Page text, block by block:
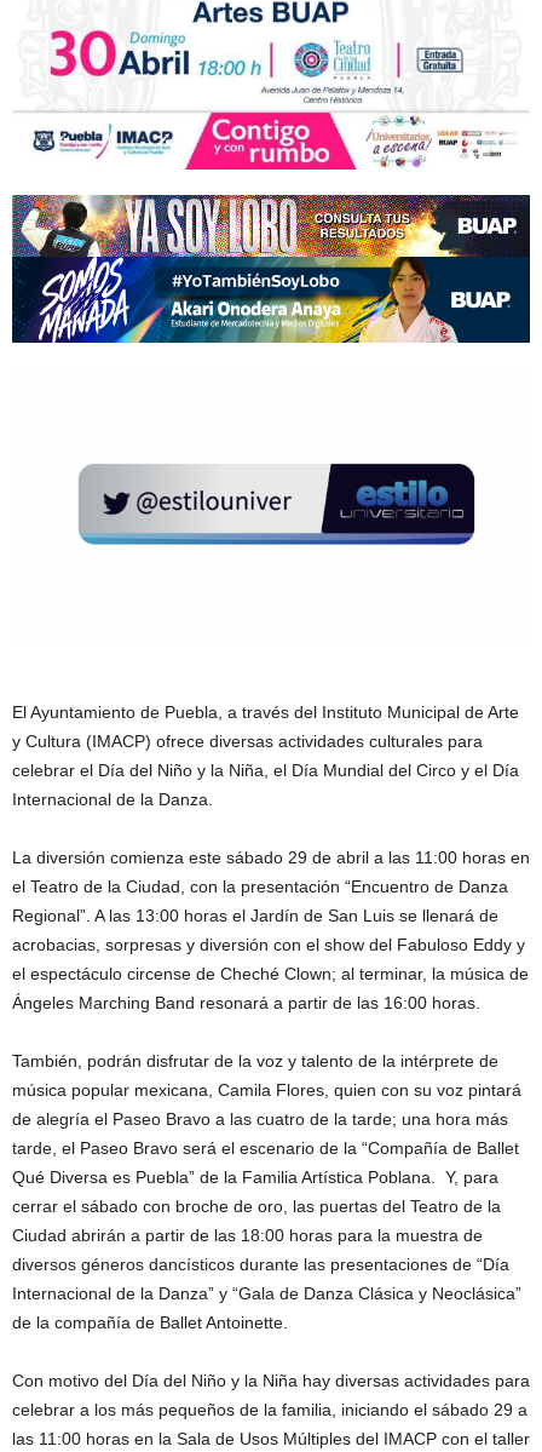
El Ayuntamiento de Puebla, a través del Instituto Municipal de Arte
y Cultura (IMACP) ofrece diversas actividades culturales para
celebrar el Día del Niño y la Niña, el Día Mundial del Circo y el Día
Internacional de la Danza.
La diversión comienza este sábado 29 de abril a las 11:00 horas en
el Teatro de la Ciudad, con la presentación “Encuentro de Danza
Regional”. A las 13:00 horas el Jardín de San Luis se llenará de
acrobacias, sorpresas y diversión con el show del Fabuloso Eddy y
el espectáculo circense de Cheché Clown; al terminar, la música de
Ángeles Marching Band resonará a partir de las 16:00 horas.
También, podrán disfrutar de la voz y talento de la intérprete de
música popular mexicana, Camila Flores, quien con su voz pintará
de alegría el Paseo Bravo a las cuatro de la tarde; una hora más
tarde, el Paseo Bravo será el escenario de la “Compañía de Ballet
Qué Diversa es Puebla” de la Familia Artística Poblana. Y, para
cerrar el sábado con broche de oro, las puertas del Teatro de la
Ciudad abrirán a partir de las 18:00 horas para la muestra de
diversos géneros dancísticos durante las presentaciones de “Día
Internacional de la Danza” y “Gala de Danza Clásica y Neoclásica”
de la compañía de Ballet Antoinette.
Con motivo del Día del Niño y la Niña hay diversas actividades para
celebrar a los más pequeños de la familia, iniciando el sábado 29 a
las 11:00 horas en la Sala de Usos Múltiples del IMACP con el taller